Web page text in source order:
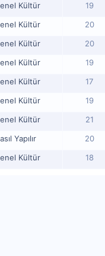
Kültür 19
Kültür 20
Kültür 20
Kültür 19
Kültür 17
Kültür 19
Kültür 21
Yapılır 20
Kültür 18